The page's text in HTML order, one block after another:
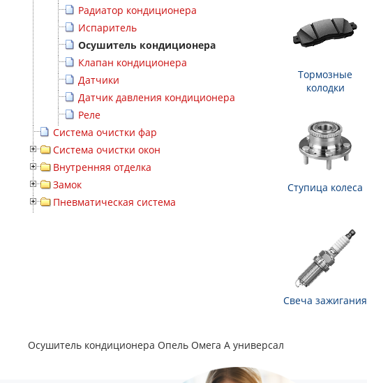
Радиатор кондиционера
Испаритель
Осушитель кондиционера
Клапан кондиционера
Датчики
Датчик давления кондиционера
Реле
Система очистки фар
Система очистки окон
Внутренняя отделка
Замок
Пневматическая система
Тормозные
колодки
Ступица колеса
Свеча зажигания
Осушитель кондиционера Опель Омега А универсал